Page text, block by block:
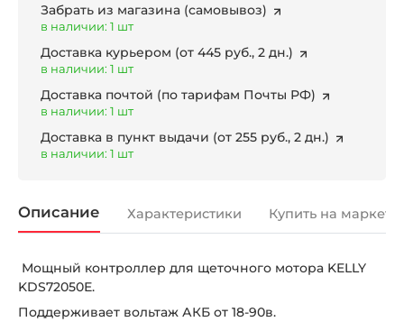
Забрать из магазина (самовывоз)
в наличии: 1 шт
Доставка курьером (от 445 руб., 2 дн.)
в наличии: 1 шт
Доставка почтой (по тарифам Почты РФ)
в наличии: 1 шт
Доставка в пункт выдачи (от 255 руб., 2 дн.)
в наличии: 1 шт
Описание Характеристики Купить на
Мощный контроллер для щеточного мотора KELLY
KDS72050Е.
Поддерживает вольтаж АКБ от 18-90в.